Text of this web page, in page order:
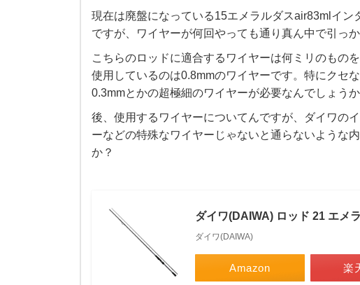
現
在
は
廃
に
現在は廃盤になっている15エメラルダスair83mlイン
ですが、ワイヤーが何回やっても通り真ん中で引っか
こちらのロッドに適合するワイヤーは何ミリのもの
使用しているのは0.8mmのワイヤーです。特にクセ
0.3mmとかの超極細のワイヤーが必要なんでしょうか
後、使用するワイヤーについてんですが、ダイワの
ーなどの特殊なワイヤーじゃないと通らないような
か？
ダイワ(DAIWA) ロッド 21 エメ
ダイワ(DAIWA)
Amazon 楽